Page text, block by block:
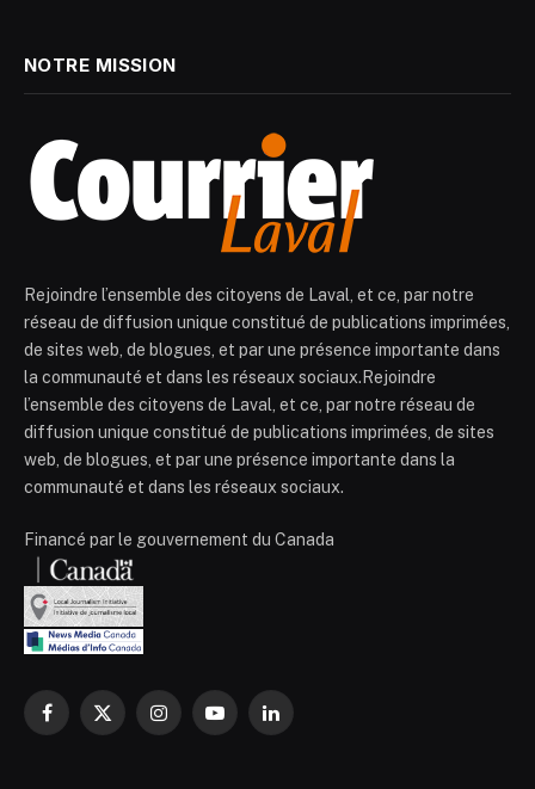
NOTRE MISSION
Rejoindre l’ensemble des citoyens de Laval, et ce, par notre
réseau de diffusion unique constitué de publications imprimées,
de sites web, de blogues, et par une présence importante dans
la communauté et dans les réseaux sociaux.Rejoindre
l’ensemble des citoyens de Laval, et ce, par notre réseau de
diffusion unique constitué de publications imprimées, de sites
web, de blogues, et par une présence importante dans la
communauté et dans les réseaux sociaux.
Financé par le gouvernement du Canada
Facebook
X
InstagramYouTubeLinkedIn